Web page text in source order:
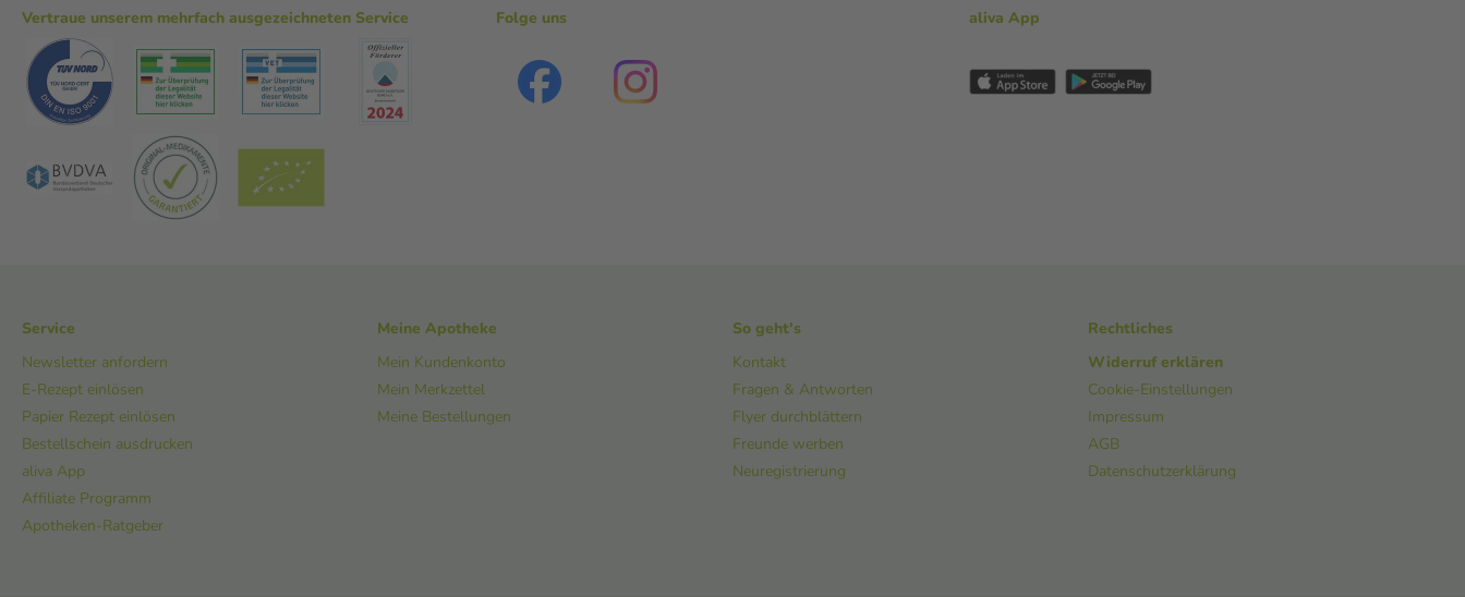
Vertraue unserem mehrfach ausgezeichneten Service Folge uns aliva App
Service
Newsletter anfordern
E-Rezept einlösen
Papier Rezept einlösen
Bestellschein ausdrucken
aliva App
Affiliate Programm
Apotheken-Ratgeber
Meine Apotheke
Mein Kundenkonto
Mein Merkzettel
Meine Bestellungen
So geht's
Kontakt
Fragen & Antworten
Flyer durchblättern
Freunde werben
Neuregistrierung
Rechtliches
Widerruf erklären
Cookie-Einstellungen
Impressum
AGB
Datenschutzerklärung